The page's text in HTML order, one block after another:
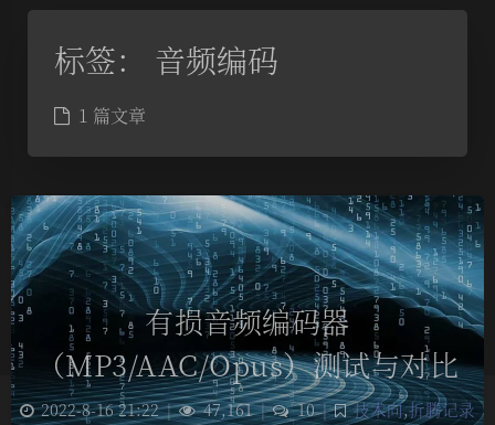
标签： 音频编码
1 篇文章
有损音频编码器
（MP3/AAC/Opus）测试与对比
2022-8-16 21:22 | 47,161 | 10 | 技术向,折腾记录